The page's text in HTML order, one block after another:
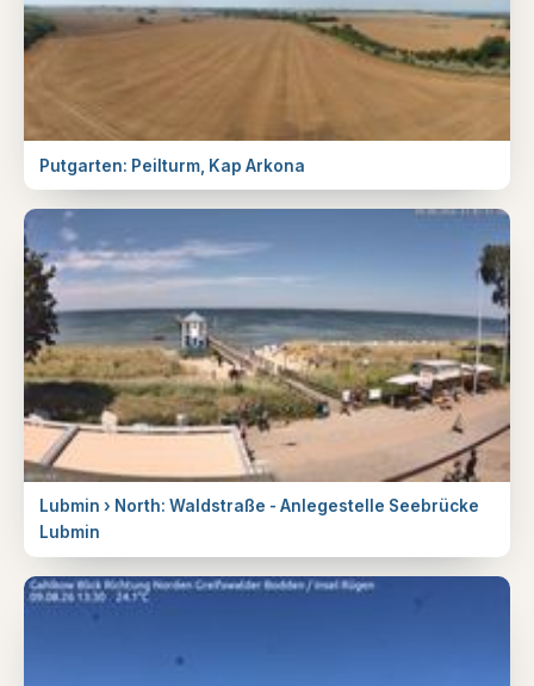
Putgarten: Peilturm, Kap Arkona
Lubmin › North: Waldstraße - Anlegestelle Seebrücke
Lubmin